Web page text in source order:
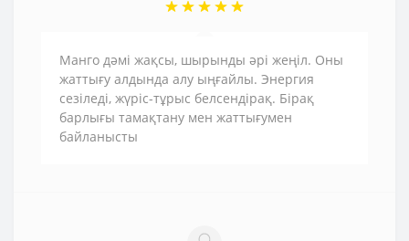
Манго дәмі жақсы, шырынды әрі жеңіл. Оны
жаттығу алдында алу ыңғайлы. Энергия
сезіледі, жүріс-тұрыс белсендірақ. Бірақ
барлығы тамақтану мен жаттығумен
байланысты